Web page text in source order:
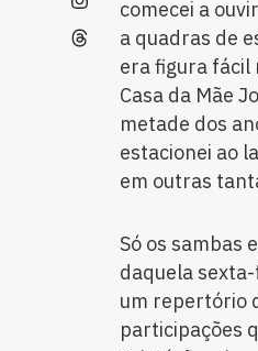
comecei a
a quadras de
era figura fácil
Casa da Mãe
metade dos
estacionei ao
em outras
Só os sambas
daquela
um repertório
participações